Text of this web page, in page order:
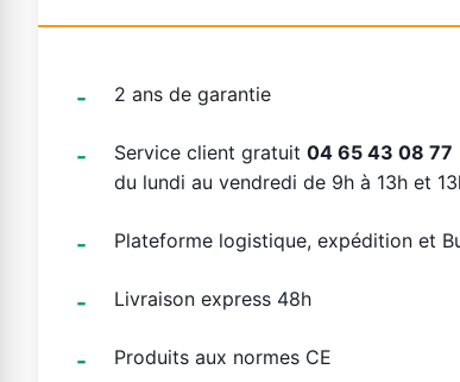
2 ans de garantie
Service client gratuit 04 65 43 08 77
du lundi au vendredi de 9h à 13h et
Plateforme logistique, expédition et
Livraison express 48h
Produits aux normes CE